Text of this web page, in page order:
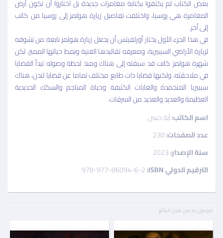
بعض الكتاب لم يكتفوا بكتابة مغامرات جديدة بل اختاروا أن تكون أرض
المغامرة هي روسيا، واختلفت تفاصيل زيارة هولمز إلى روسيا من كاتب
إلى أخر.
في هذا الجزء الأول يختار أورلفيتس أن يجعل زيارة هولمز نابعة من تشوقه
لزيارة الأراضي السيبيرية، ومعرفه تقاليدها الغنية ونمط حياتها المميز، لكن
شهرة هولمز كانت قد سبقته إلى هناك ومنذ لحظة وصوله تبدأ القضايا
في ملاحقته، ولكنها قضايا ذات طابع مختلف تماما عن قضايا لندن، هناك
سيبيريا المتجمدة والغابات الكثيفة وحياة المناجم والسكك الحديدية
العظيمة والعديد والعديد من السرقات.
اسم الكاتب:آية حسن
عدد الصفحات:230
سنة الإصدار:2023
الترقيم الدولي ISBN:
978-977-86094-6-2
موصي به من قبل البائع